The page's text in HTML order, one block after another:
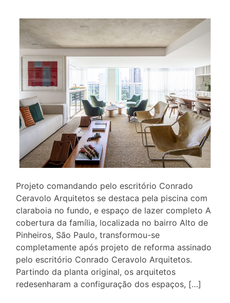
Projeto comandando pelo escritório Conrado
Ceravolo Arquitetos se destaca pela piscina com
claraboia no fundo, e espaço de lazer completo A
cobertura da família, localizada no bairro Alto de
Pinheiros, São Paulo, transformou-se
completamente após projeto de reforma assinado
pelo escritório Conrado Ceravolo Arquitetos.
Partindo da planta original, os arquitetos
redesenharam a configuração dos espaços, […]